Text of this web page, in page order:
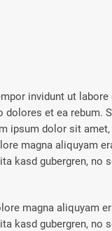
invidunt ut labore
dolores et ea rebum.
ipsum dolor sit amet,
magna aliquyam
kasd gubergren, no
magna aliquyam
kasd gubergren, no